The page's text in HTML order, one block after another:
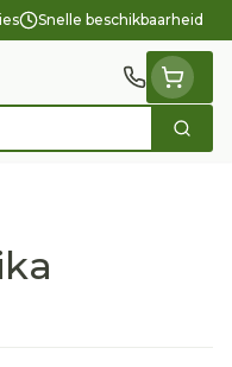
Snelle beschikbaarheid
Zoek